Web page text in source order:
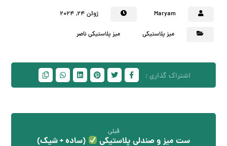
Maryam ژوئن ۲۴, ۲۰۲۴
میز پلاستیکی میز پلاستیکی ناصر
قبلی
ست میز و صندلی پلاستیکی (ساده + شیک)